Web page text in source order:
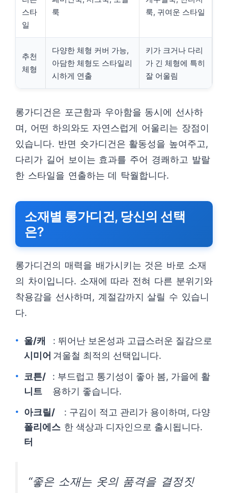
스타
일
룩
룩, 귀여운 스타일
추천
체형
다양한 체형 커버 가능,
아담한 체형도 스타일리
시하게 연출
키가 크거나 다리
가 긴 체형에 특히
잘 어울림
롱가디건은 포근함과 우아함을 동시에 선사하
며, 어떤 하의와도 자연스럽게 어울리는 장점이
있습니다. 반면 숏가디건은 활동성을 높여주고,
다리가 길어 보이는 효과를 주어 경쾌하고 발랄
한 스타일을 연출하는 데 탁월합니다.
소재별 롱가디건, 당신의 선택
은?
롱가디건의 매력을 배가시키는 것은 바로 소재
의 차이입니다. 소재에 따라 전혀 다른 분위기와
착용감을 선사하며, 계절감까지 살릴 수 있습니
다.
울/캐
시미어
: 뛰어난 보온성과 고급스러운 질감으로
겨울철 최적의 선택입니다.
코튼/
니트
: 부드럽고 통기성이 좋아 봄, 가을에 활
용하기 좋습니다.
아크릴/
폴리에스
터
: 구김이 적고 관리가 용이하며, 다양
한 색상과 디자인으로 출시됩니다.
“좋은 소재는 옷의 품격을 결정짓